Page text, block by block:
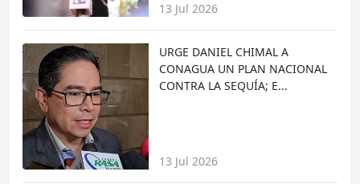
13 Jul 2026
URGE DANIEL CHIMAL A
CONAGUA UN PLAN NACIONAL
CONTRA LA SEQUÍA; E...
13 Jul 2026